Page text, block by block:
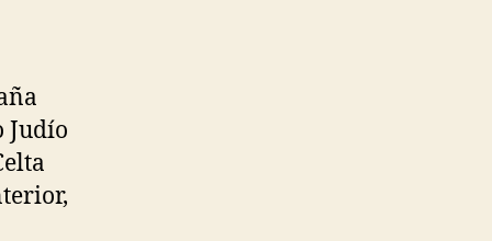
Judío